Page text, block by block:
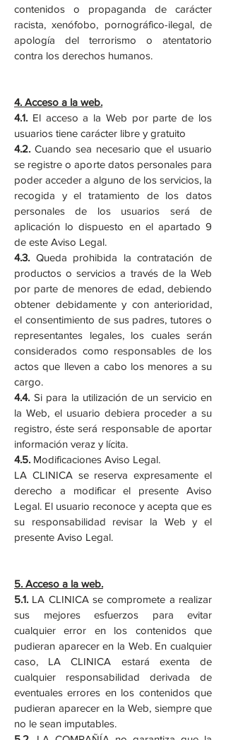
contenidos o propaganda de carácter
racista, xenófobo, pornográfico-ilegal, de
apología del terrorismo o atentatorio
contra los derechos humanos.
4. Acceso a la web.
4.1. El acceso a la Web por parte de los
usuarios tiene carácter libre y gratuito
4.2. Cuando sea necesario que el usuario
se registre o aporte datos personales para
poder acceder a alguno de los servicios, la
recogida y el tratamiento de los datos
personales de los usuarios será de
aplicación lo dispuesto en el apartado 9
de este Aviso Legal.
4.3. Queda prohibida la contratación de
productos o servicios a través de la Web
por parte de menores de edad, debiendo
obtener debidamente y con anterioridad,
el consentimiento de sus padres, tutores o
representantes legales, los cuales serán
considerados como responsables de los
actos que lleven a cabo los menores a su
cargo.
4.4. Si para la utilización de un servicio en
la Web, el usuario debiera proceder a su
registro, éste será responsable de aportar
información veraz y lícita.
4.5. Modificaciones Aviso Legal.
LA CLINICA se reserva expresamente el
derecho a modificar el presente Aviso
Legal. El usuario reconoce y acepta que es
su responsabilidad revisar la Web y el
presente Aviso Legal.
5. Acceso a la web.
5.1. LA CLINICA se compromete a realizar
sus mejores esfuerzos para evitar
cualquier error en los contenidos que
pudieran aparecer en la Web. En cualquier
caso, LA CLINICA estará exenta de
cualquier responsabilidad derivada de
eventuales errores en los contenidos que
pudieran aparecer en la Web, siempre que
no le sean imputables.